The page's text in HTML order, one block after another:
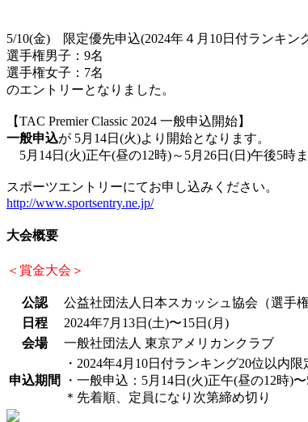
5/10(金) 限定優先申込(2024年４月10日付ランキン
選手権男子：9名
選手権女子：7名
のエントリーとなりました。
【TAC Premier Classic 2024 一般申込開始】
一般申込が 5月14日(火)より開始となります。
5月14日(火)正午(昼の12時)～5月26日(日)午後5時ま
スポーツエントリーにてお申し込みください。
http://www.sportsentry.ne.jp/
大会概要
＜賞金大会＞
公認
公益社団法人日本スカッシュ協会（選手
日程
2024年7月13日(土)〜15日(月)
会場
一般社団法人 東京アメリカンクラブ
申込期間
・2024年4月10日付ランキング20位以内
・一般申込：5月14日(火)正午(昼の12時)
＊先着順、定員になり次第締め切り